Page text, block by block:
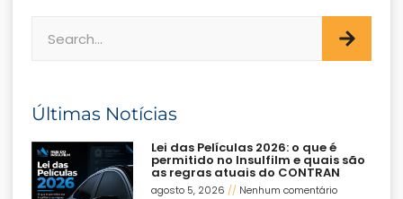
Últimas Notícias
Lei das Películas 2026: o que é
permitido no Insulfilm e quais são
as regras atuais do CONTRAN
agosto 5, 2026 Nenhum comentário